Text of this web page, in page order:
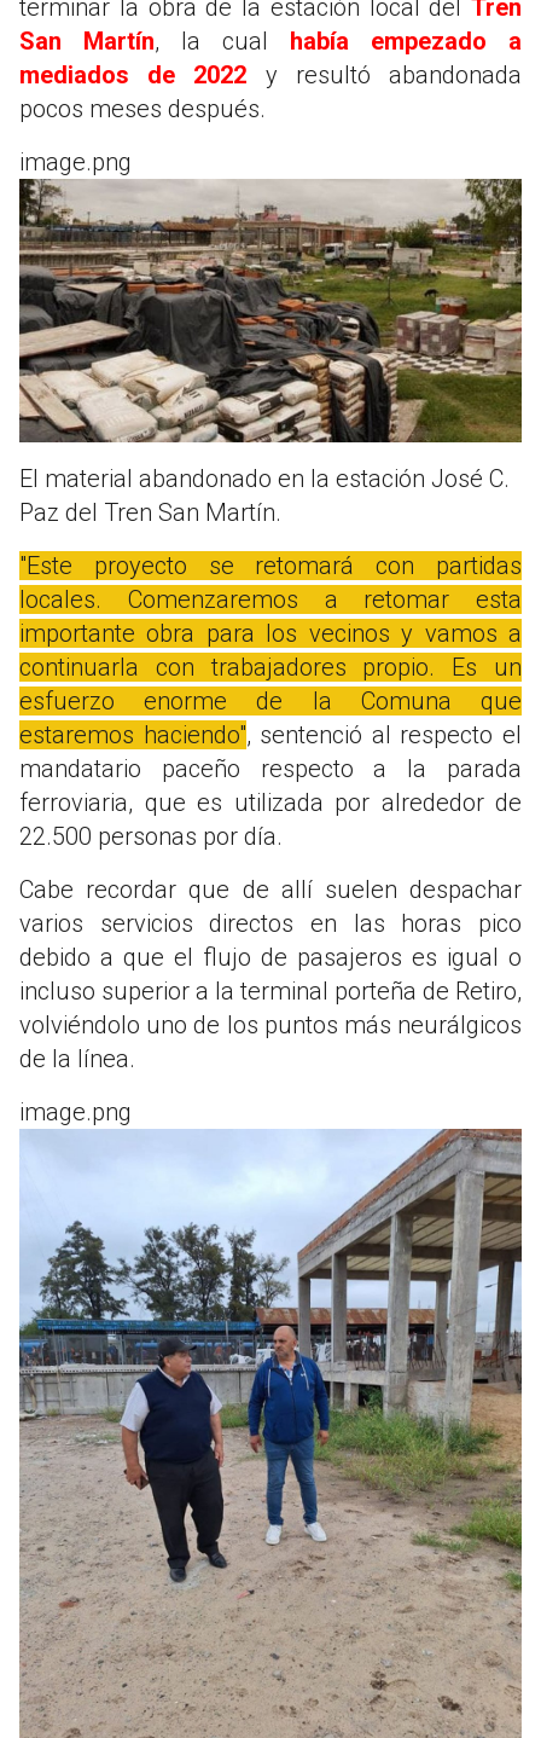
terminar la obra de la estación local del Tren
San Martín, la cual había empezado a
mediados de 2022 y resultó abandonada
pocos meses después.
image.png
El material abandonado en la estación José C.
Paz del Tren San Martín.
"Este proyecto se retomará con partidas
locales. Comenzaremos a retomar esta
importante obra para los vecinos y vamos a
continuarla con trabajadores propio. Es un
esfuerzo enorme de la Comuna que
estaremos haciendo", sentenció al respecto el
mandatario paceño respecto a la parada
ferroviaria, que es utilizada por alrededor de
22.500 personas por día.
Cabe recordar que de allí suelen despachar
varios servicios directos en las horas pico
debido a que el flujo de pasajeros es igual o
incluso superior a la terminal porteña de Retiro,
volviéndolo uno de los puntos más neurálgicos
de la línea.
image.png